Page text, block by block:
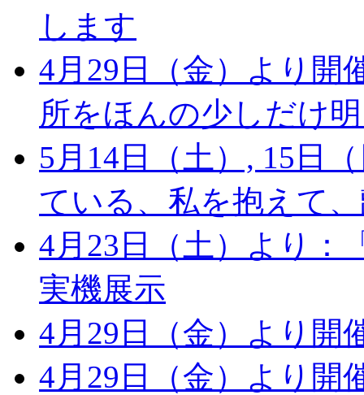
します
4月29日（金）より開
所をほんの少しだけ
5月14日（土）, 15日
ている、私を抱えて
4月23日（土）より：
実機展示
4月29日（金）より開
4月29日（金）より開